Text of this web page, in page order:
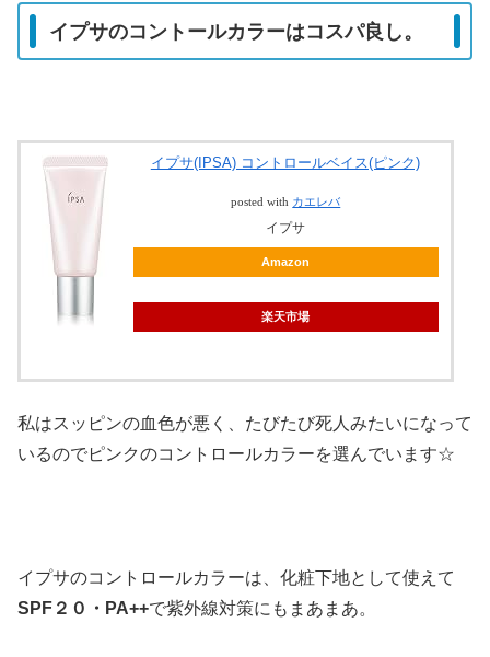
イプサのコントールカラーはコスパ良し。
イプサ(IPSA) コントロールベイス(ピンク)
posted with カエレバ
イプサ
Amazon
楽天市場
私はスッピンの血色が悪く、たびたび死人みたいになって
いるのでピンクのコントロールカラーを選んでいます☆
イプサのコントロールカラーは、化粧下地として使えて
SPF２０・PA++で紫外線対策にもまあまあ。